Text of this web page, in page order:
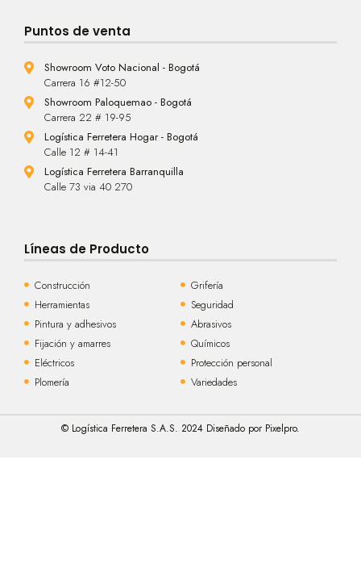
Puntos de venta
Showroom Voto Nacional - Bogotá
Carrera 16 #12-50
Showroom Paloquemao - Bogotá
Carrera 22 # 19-95
Logística Ferretera Hogar - Bogotá
Calle 12 # 14-41
Logística Ferretera Barranquilla
Calle 73 via 40 270
Líneas de Producto
Construcción
Herramientas
Pintura y adhesivos
Fijación y amarres
Eléctricos
Plomería
Grifería
Seguridad
Abrasivos
Químicos
Protección personal
Variedades
© Logística Ferretera S.A.S. 2024 Diseñado por Pixelpro.